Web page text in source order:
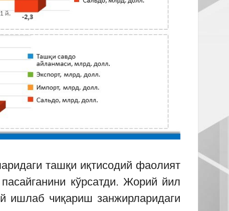
ташқи иқтисодий фаолият
кўрсатди. Жорий йил
ишлаб чиқариш занжирларидаги